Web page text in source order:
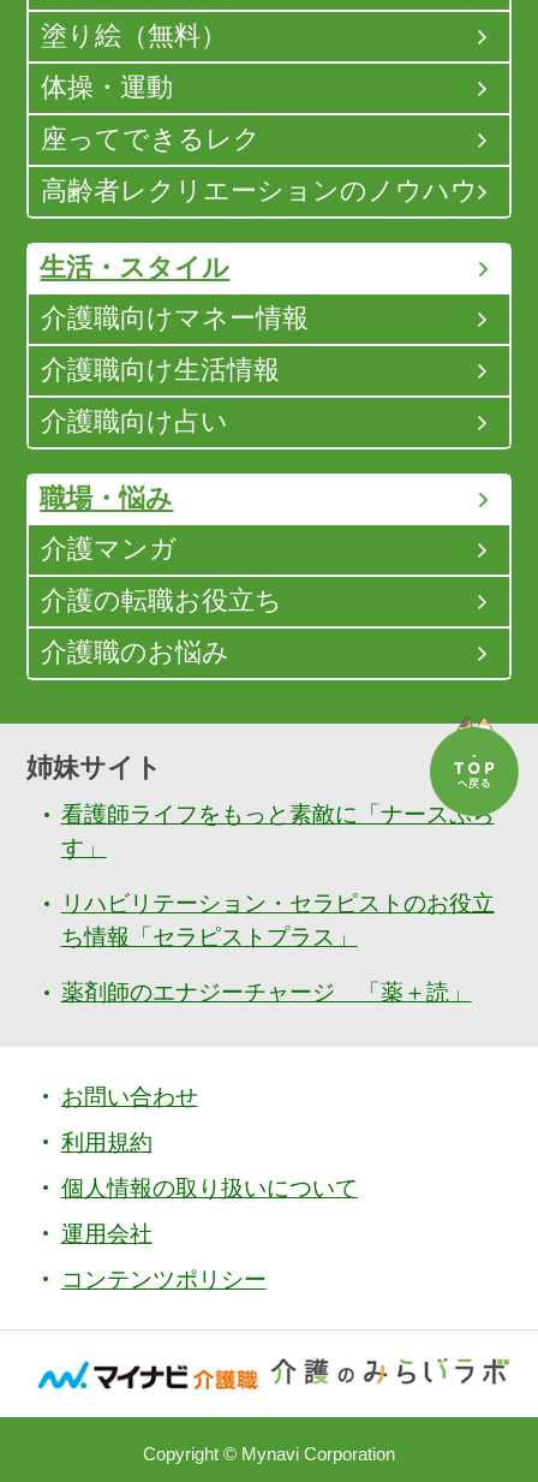
塗り絵（無料）
体操・運動
座ってできるレク
高齢者レクリエーションのノウハウ
生活・スタイル
介護職向けマネー情報
介護職向け生活情報
介護職向け占い
職場・悩み
介護マンガ
介護の転職お役立ち
介護職のお悩み
姉妹サイト
看護師ライフをもっと素敵に「ナースぷら
す」
リハビリテーション・セラピストのお役立
ち情報「セラピストプラス」
薬剤師のエナジーチャージ 「薬＋読」
お問い合わせ
利用規約
個人情報の取り扱いについて
運用会社
コンテンツポリシー
Copyright © Mynavi Corporation